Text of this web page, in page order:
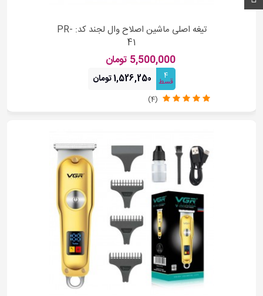
تیغه اصلی ماشین اصلاح وال لجند کد: PR-
41
5,500,000 تومان
4
قسط 1,526,250 تومان
(4)